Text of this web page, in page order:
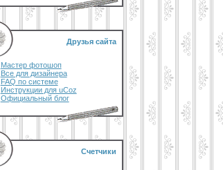
Друзья сайта
Мастер фотошоп
Все для дизайнера
FAQ по системе
Инструкции для uCoz
Официальный блог
Счетчики